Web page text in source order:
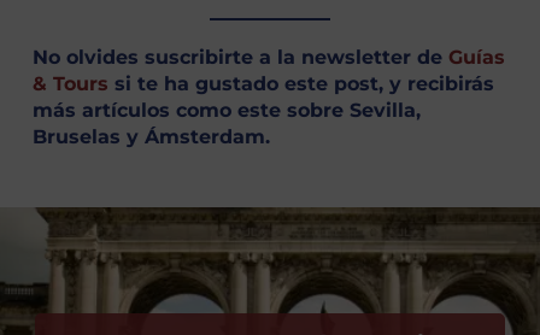
No olvides suscribirte a la newsletter de Guías
& Tours si te ha gustado este post, y recibirás
más artículos como este sobre Sevilla,
Bruselas y Ámsterdam.